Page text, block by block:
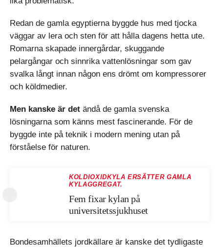
Redan de gamla egyptierna byggde hus med tjocka
väggar av lera och sten för att hålla dagens hetta ute.
Romarna skapade innergårdar, skuggande
pelargångar och sinnrika vattenlösningar som gav
svalka långt innan någon ens drömt om kompressorer
och köldmedier.
Men kanske är det ändå de gamla svenska
lösningarna som känns mest fascinerande. För de
byggde inte på teknik i modern mening utan på
förståelse för naturen.
KOLDIOXIDKYLA ERSÄTTER GAMLA
KYLAGGREGAT.
Fem fixar kylan på
universitetssjukhuset
Bondesamhällets jordkällare är kanske det tydligaste